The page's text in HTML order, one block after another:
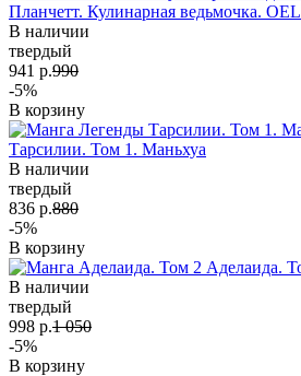
Планчетт. Кулинарная ведьмочка.
В наличии
твердый
941 р.990
-5%
В корзину
Тарсилии. Том 1. Маньхуа
В наличии
твердый
836 р.880
-5%
В корзину
Аделаида.
В наличии
твердый
998 р.1 050
-5%
В корзину